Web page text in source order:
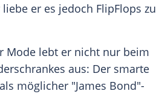
er es jedoch FlipFlops zu
Mode lebt er nicht nur beim
aus: Der smarte
möglicher "James Bond"-